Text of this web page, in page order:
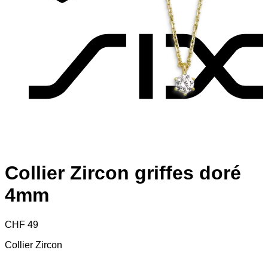
Collier Zircon griffes doré
4mm
CHF 49
Collier Zircon